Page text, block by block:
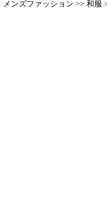
ンズファッション >> 和服